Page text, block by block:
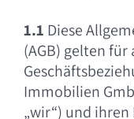
1.1 Diese
(AGB) gelten
Immobilien
„wir“) und